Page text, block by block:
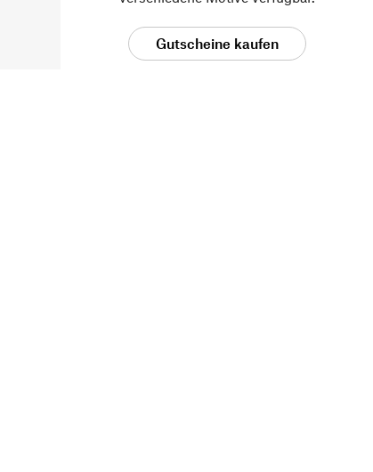
Gutscheine kaufen